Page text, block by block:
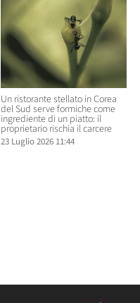
Un ristorante stellato in Corea
del Sud serve formiche come
ingrediente di un piatto: il
proprietario rischia il carcere
23 Luglio 2026 11:44